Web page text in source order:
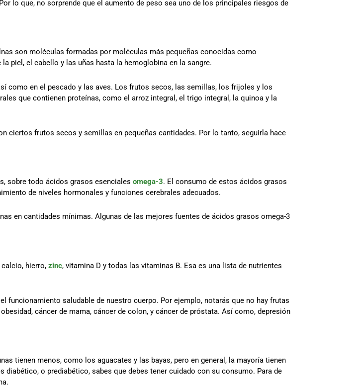
lo que, no sorprende que el aumento de peso sea uno de los principales riesgos de
son moléculas formadas por moléculas más pequeñas conocidas como
piel, el cabello y las uñas hasta la hemoglobina en la sangre.
como en el pescado y las aves. Los frutos secos, las semillas, los frijoles y los
que contienen proteínas, como el arroz integral, el trigo integral, la quinoa y la
ciertos frutos secos y semillas en pequeñas cantidades. Por lo tanto, seguirla hace
sobre todo ácidos grasos esenciales omega-3. El consumo de estos ácidos grasos
de niveles hormonales y funciones cerebrales adecuados.
en cantidades mínimas. Algunas de las mejores fuentes de ácidos grasos omega-3
hierro, zinc, vitamina D y todas las vitaminas B. Esa es una lista de nutrientes
funcionamiento saludable de nuestro cuerpo. Por ejemplo, notarás que no hay frutas
cáncer de mama, cáncer de colon, y cáncer de próstata. Así como, depresión
tienen menos, como los aguacates y las bayas, pero en general, la mayoría tienen
diabético, o prediabético, sabes que debes tener cuidado con su consumo. Para de